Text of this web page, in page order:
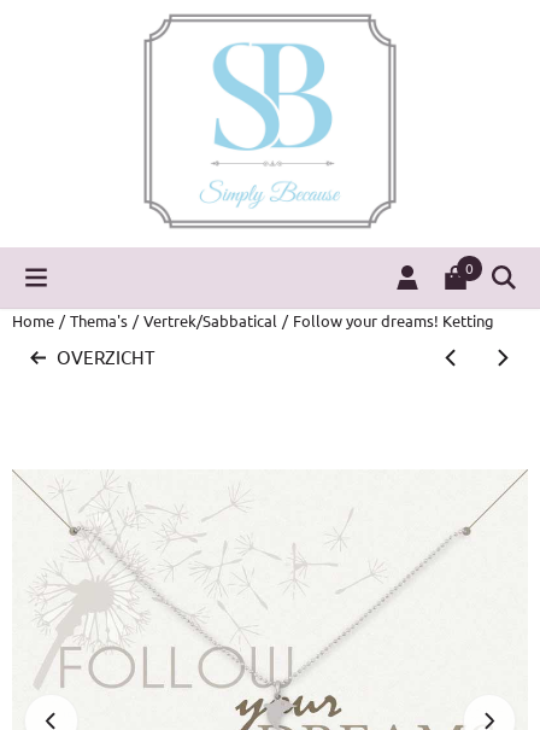
Cookievoorkeuren zijn momenteel gesloten.
0
Home / Thema's / Vertrek/Sabbatical / Follow your dreams! Ketting
OVERZICHT